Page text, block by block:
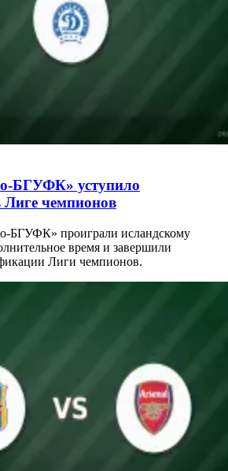
БГУФК» уступило
Лиге чемпионов
БГУФК» проиграли исландскому
время и завершили
Лиги чемпионов.